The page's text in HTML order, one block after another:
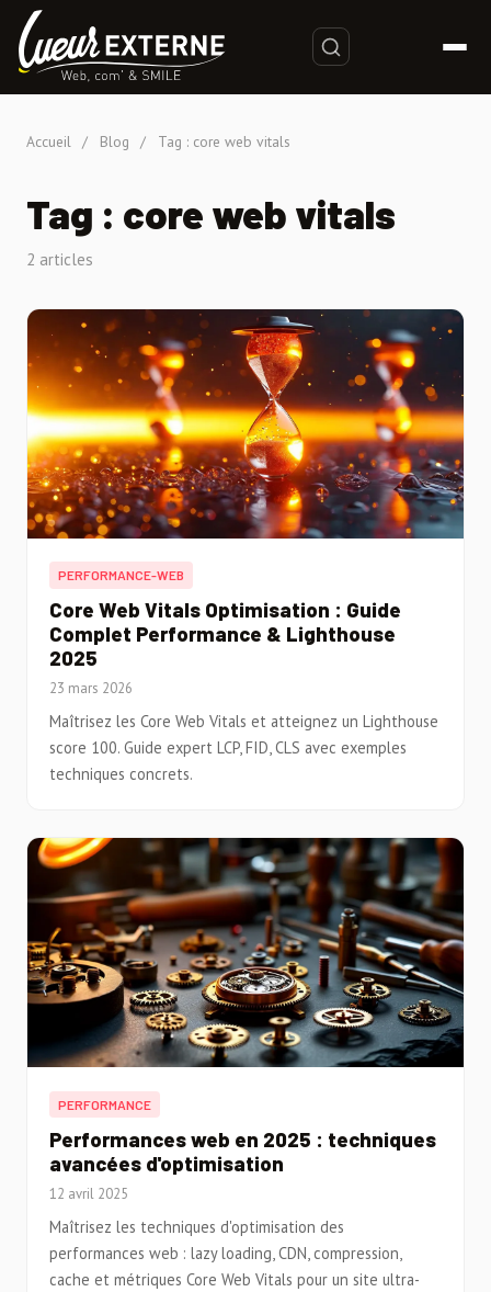
Accueil / Blog / Tag : core web vitals
Tag : core web vitals
2 articles
PERFORMANCE-WEB
Core Web Vitals Optimisation : Guide
Complet Performance & Lighthouse
2025
23 mars 2026
Maîtrisez les Core Web Vitals et atteignez un Lighthouse
score 100. Guide expert LCP, FID, CLS avec exemples
techniques concrets.
PERFORMANCE
Performances web en 2025 : techniques
avancées d'optimisation
12 avril 2025
Maîtrisez les techniques d'optimisation des
performances web : lazy loading, CDN, compression,
cache et métriques Core Web Vitals pour un site ultra-